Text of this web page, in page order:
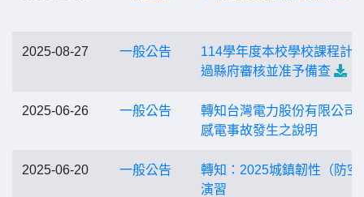
2025-08-27 一般公告
114學年度本校學校課程計
過縣府審核並准予備查
2025-06-26 一般公告
轉知台灣電力股份有限公司
感電事故發生之說明
2025-06-20 一般公告
轉知：2025城鎮韌性（防空
演習